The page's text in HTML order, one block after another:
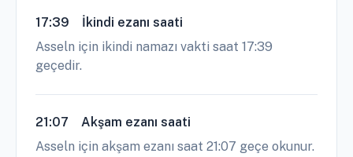
17:39
İkindi ezanı saati
Asseln için ikindi namazı vakti saat 17:39
geçedir.
21:07
Akşam ezanı saati
Asseln için akşam ezanı saat 21:07 geçe okunur.